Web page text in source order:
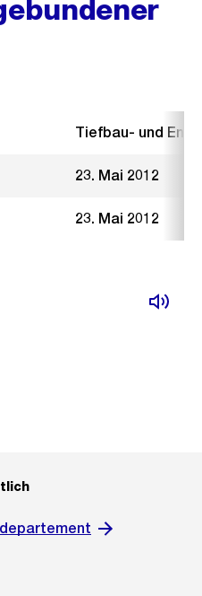
Tiefbau- und
23. Mai 2012
23. Mai 2012